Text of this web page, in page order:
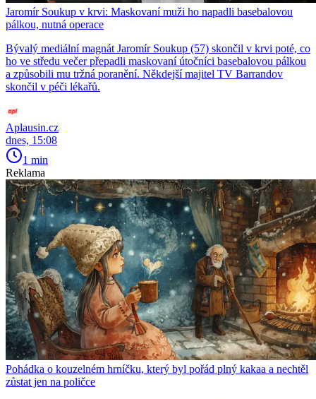
Jaromír Soukup v krvi: Maskovaní muži ho napadli basebalovou
pálkou, nutná operace
Bývalý mediální magnát Jaromír Soukup (57) skončil v krvi poté, co
ho ve středu večer přepadli maskovaní útočníci basebalovou pálkou
a způsobili mu tržná poranění. Někdejší majitel TV Barrandov
skončil v péči lékařů.
Aplausin.cz
dnes, 15:08
1 min
Reklama
Pohádka o kouzelném hrníčku, který byl pořád plný kakaa a nechtěl
zůstat jen na poličce